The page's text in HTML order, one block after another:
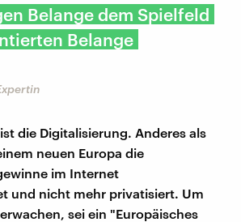
Belange dem Spielfeld
Belange
die Digitalisierung. Anderes als
neuen Europa die
im Internet
und nicht mehr privatisiert. Um
sei ein "Europäisches